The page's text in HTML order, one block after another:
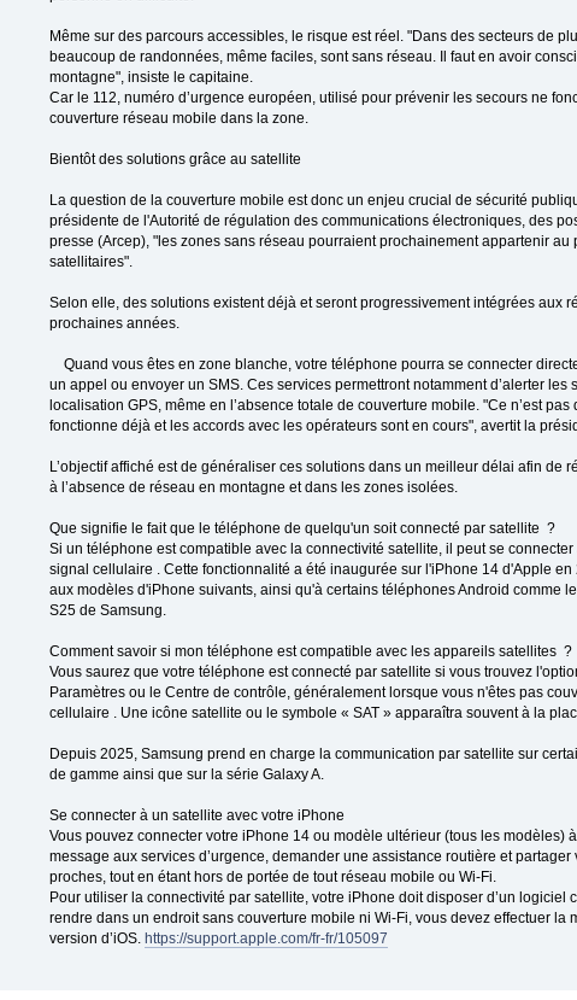
Même sur des parcours accessibles, le risque est réel. "Dans des secteurs de
beaucoup de randonnées, même faciles, sont sans réseau. Il faut en avoir
montagne", insiste le capitaine.
Car le 112, numéro d’urgence européen, utilisé pour prévenir les secours ne
couverture réseau mobile dans la zone.
Bientôt des solutions grâce au satellite
La question de la couverture mobile est donc un enjeu crucial de sécurité
présidente de l'Autorité de régulation des communications électroniques, des
presse (Arcep), "les zones sans réseau pourraient prochainement appartenir
satellitaires".
Selon elle, des solutions existent déjà et seront progressivement intégrées aux
prochaines années.
Quand vous êtes en zone blanche, votre téléphone pourra se connecter
un appel ou envoyer un SMS. Ces services permettront notamment d’alerter les
localisation GPS, même en l’absence totale de couverture mobile. "Ce n’est
fonctionne déjà et les accords avec les opérateurs sont en cours", avertit la
L’objectif affiché est de généraliser ces solutions dans un meilleur délai afin de
à l’absence de réseau en montagne et dans les zones isolées.
Que signifie le fait que le téléphone de quelqu'un soit connecté par satellite ?
Si un téléphone est compatible avec la connectivité satellite, il peut se
signal cellulaire . Cette fonctionnalité a été inaugurée sur l'iPhone 14 d'Apple
aux modèles d'iPhone suivants, ainsi qu'à certains téléphones Android comme
S25 de Samsung.
Comment savoir si mon téléphone est compatible avec les appareils satellites ?
Vous saurez que votre téléphone est connecté par satellite si vous trouvez
Paramètres ou le Centre de contrôle, généralement lorsque vous n'êtes pas
cellulaire . Une icône satellite ou le symbole « SAT » apparaîtra souvent à la
Depuis 2025, Samsung prend en charge la communication par satellite sur
de gamme ainsi que sur la série Galaxy A.
Se connecter à un satellite avec votre iPhone
Vous pouvez connecter votre iPhone 14 ou modèle ultérieur (tous les modèles)
message aux services d’urgence, demander une assistance routière et
proches, tout en étant hors de portée de tout réseau mobile ou Wi-Fi.
Pour utiliser la connectivité par satellite, votre iPhone doit disposer d’un logiciel
rendre dans un endroit sans couverture mobile ni Wi-Fi, vous devez effectuer la
version d’iOS. https://support.apple.com/fr-fr/105097